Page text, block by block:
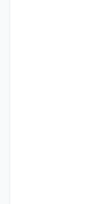
تصفیه آب
نوین
منابع آبی ارائه
جمله تأمین آب
شده‌اند.
کیفی، ارائه
برای تضمین
در